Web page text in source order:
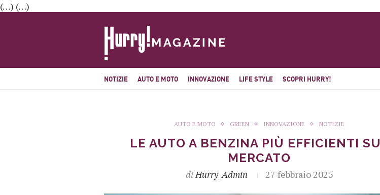
(…) (…)
NOTIZIE AUTO E MOTO INNOVAZIONE LIFE STYLE SCOPRI HURRY!
AUTO E MOTO GREEN INNOVAZIONE NOTIZIE
LE AUTO A BENZINA PIÙ EFFICIENTI
MERCATO
diHurry_Admin 27 febbraio 2025